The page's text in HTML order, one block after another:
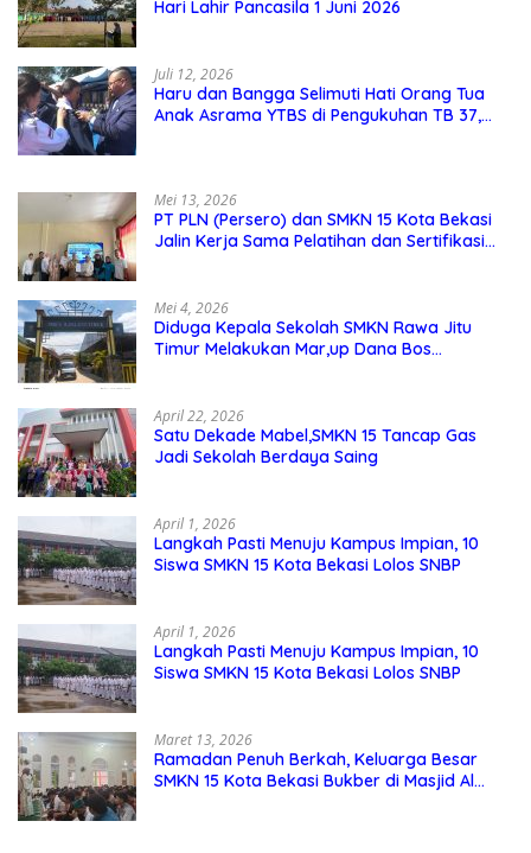
Hari Lahir Pancasila 1 Juni 2026
Juli 12, 2026
Haru dan Bangga Selimuti Hati Orang Tua
Anak Asrama YTBS di Pengukuhan TB 37,
Mei 13, 2026
PT PLN (Persero) dan SMKN 15 Kota Bekasi
Jalin Kerja Sama Pelatihan dan Sertifikasi
Mei 4, 2026
Diduga Kepala Sekolah SMKN Rawa Jitu
Timur Melakukan Mar,up Dana Bos
April 22, 2026
Satu Dekade Mabel,SMKN 15 Tancap Gas
Jadi Sekolah Berdaya Saing
April 1, 2026
Langkah Pasti Menuju Kampus Impian, 10
Siswa SMKN 15 Kota Bekasi Lolos SNBP
April 1, 2026
Langkah Pasti Menuju Kampus Impian, 10
Siswa SMKN 15 Kota Bekasi Lolos SNBP
Maret 13, 2026
Ramadan Penuh Berkah, Keluarga Besar
SMKN 15 Kota Bekasi Bukber di Masjid Al